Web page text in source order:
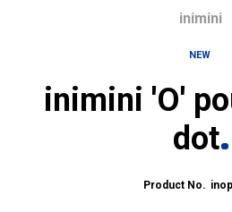
inimini
NEW
inimini 'O'
dot